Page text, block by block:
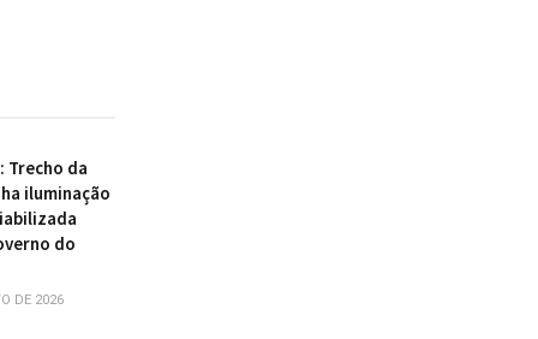
Trecho da
iluminação
do
DE 2026